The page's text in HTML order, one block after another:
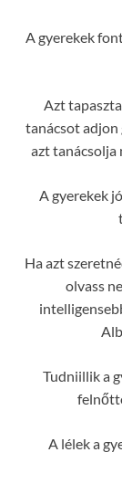
A gyerekek
Azt
tanácsot adjon
azt tanácsolja
A gyerekek
Ha azt
olvass
Tudniillik a
A lélek a